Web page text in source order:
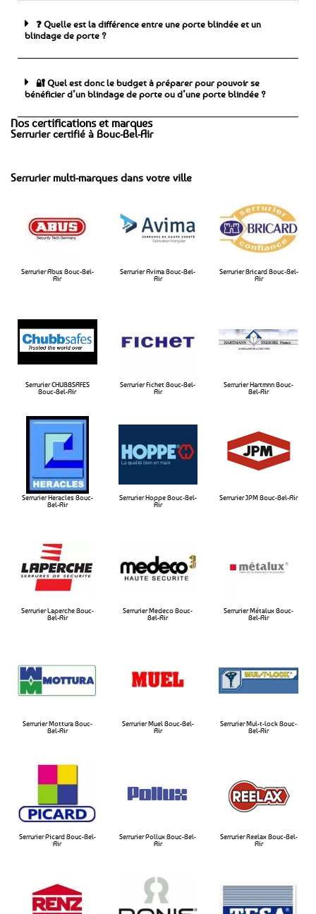
❓ Quelle est la différence entre une porte blindée et un
blindage de porte ?
🔐 Quel est donc le budget à préparer pour pouvoir se
bénéficier d’un blindage de porte ou d’une porte blindée ?
Nos certifications et marques
Serrurier certifié à Bouc-Bel-Air
Serrurier multi-marques dans votre ville
Serrurier Abus Bouc-Bel-
Air
Serrurier Avima Bouc-Bel-
Air​
Serrurier Bricard Bouc-Bel-
Air​
Serrurier CHUBBSAFES
Bouc-Bel-Air​
Serrurier Fichet Bouc-Bel-
Air​
Serrurier Hartmnn Bouc-
Bel-Air​
Serrurier Heracles Bouc-
Bel-Air​
Serrurier Hoppe Bouc-Bel-
Air​
Serrurier JPM Bouc-Bel-Air​
Serrurier Laperche Bouc-
Bel-Air​
Serrurier Medeco Bouc-
Bel-Air​
Serrurier Métalux Bouc-
Bel-Air​
Serrurier Mottura Bouc-
Bel-Air​
Serrurier Muel Bouc-Bel-
Air​
Serrurier Mul-t-lock Bouc-
Bel-Air​
Serrurier Picard Bouc-Bel-
Air
Serrurier Pollux Bouc-Bel-
Air​
Serrurier Reelax Bouc-Bel-
Air​